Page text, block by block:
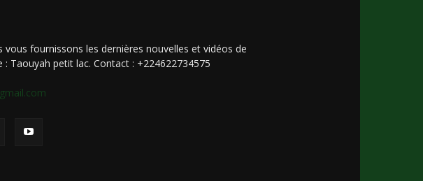
fournissons les dernières nouvelles et vidéos de
Taouyah petit lac. Contact : +224622734575